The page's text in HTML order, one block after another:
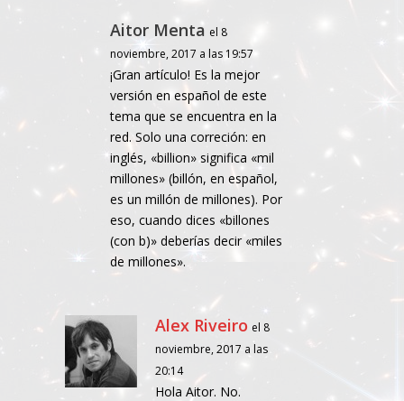
Aitor Menta el 8
noviembre, 2017 a las 19:57
¡Gran artículo! Es la mejor
versión en español de este
tema que se encuentra en la
red. Solo una correción: en
inglés, «billion» significa «mil
millones» (billón, en español,
es un millón de millones). Por
eso, cuando dices «billones
(con b)» deberías decir «miles
de millones».
Alex Riveiro el 8
noviembre, 2017 a las
20:14
Hola Aitor. No.